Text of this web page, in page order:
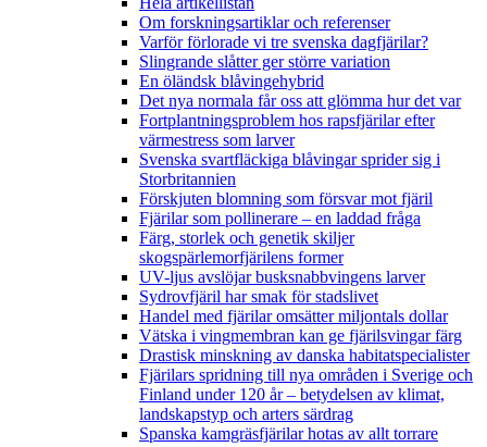
Om forskningsartiklar och referenser
Varför förlorade vi tre svenska dagfjärilar?
Slingrande slåtter ger större variation
En öländsk blåvingehybrid
Det nya normala får oss att glömma hur det var
Fortplantningsproblem hos rapsfjärilar efter
värmestress som larver
Svenska svartfläckiga blåvingar sprider sig i
Storbritannien
Förskjuten blomning som försvar mot fjäril
Fjärilar som pollinerare – en laddad fråga
Färg, storlek och genetik skiljer
skogspärlemorfjärilens former
UV-ljus avslöjar busksnabbvingens larver
Sydrovfjäril har smak för stadslivet
Handel med fjärilar omsätter miljontals dollar
Vätska i vingmembran kan ge fjärilsvingar färg
Drastisk minskning av danska habitatspecialister
Fjärilars spridning till nya områden i Sverige och
Finland under 120 år– betydelsen av klimat,
landskapstyp och arters särdrag
Spanska kamgräsfjärilar hotas av allt torrare